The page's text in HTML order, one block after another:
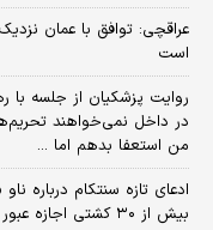
عراقچی: توافق با عمان
است
روایت پزشکیان از جلسه با
در داخل نمی‌خواهند
من استعفا بدهم اما ...
ادعای تازه سنتکام درباره
بیش از ۳۰ کشتی اجازه عبور گرفتند